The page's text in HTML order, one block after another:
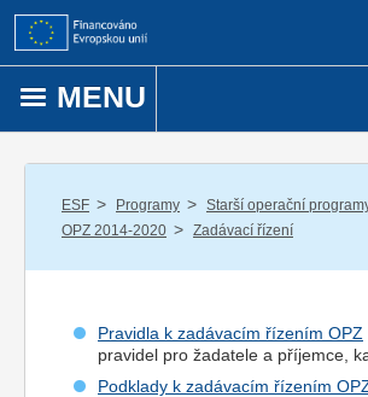
Přejít k obsahu
MENU
ESF / Programy / Starší operační
OPZ 2014-2020 / Zadávací řízení
Pravidla k zadávacím řízením OPZ
pravidel pro žadatele a příjemce ,
Podklady k zadávacím řízením